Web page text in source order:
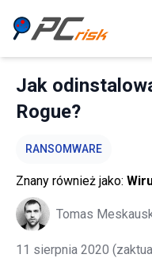
Jak
Rogue?
RANSOMWARE
Znany również jako:
Tomas
11 sierpnia 2020